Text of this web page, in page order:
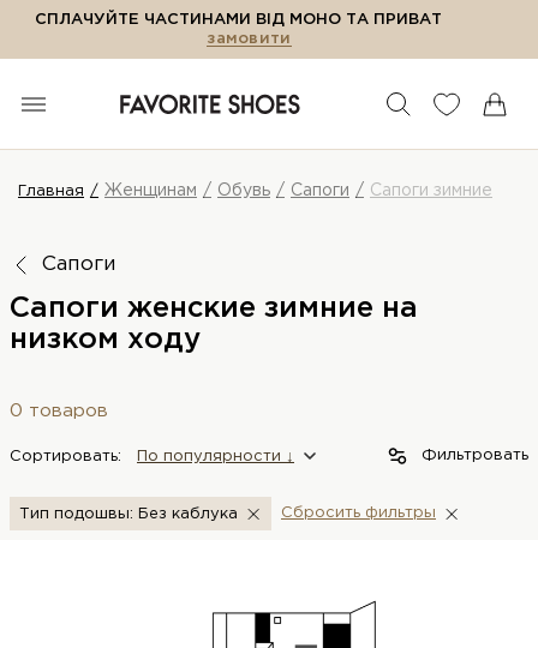
СПЛАЧУЙТЕ ЧАСТИНАМИ ВІД МОНО ТА ПРИВАТ
замовити
Главная Женщинам Обувь Сапоги Сапоги зимние
Сапоги
Сапоги женские зимние на
низком ходу
0 товаров
Сортировать: По популярности ↓ Фильтровать
Тип подошвы: Без каблука Сбросить фильтры